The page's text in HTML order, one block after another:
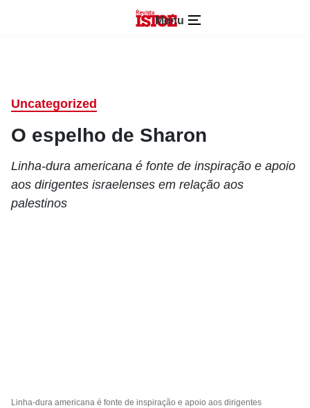
Menu
Uncategorized
O espelho de Sharon
Linha-dura americana é fonte de inspiração e apoio
aos dirigentes israelenses em relação aos
palestinos
Linha-dura americana é fonte de inspiração e apoio aos dirigentes